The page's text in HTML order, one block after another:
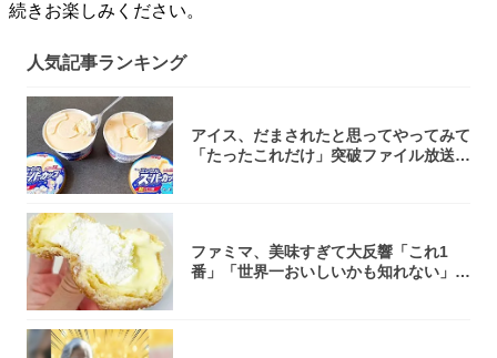
続きお楽しみください。
人気記事ランキング
アイス、だまされたと思ってやってみて
「たったこれだけ」突破ファイル放送で
ファミマ、美味すぎて大反響「これ1
番」「世界一おいしいかも知れない」